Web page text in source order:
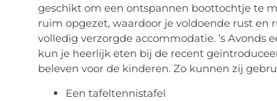
geschikt om een ontspannen boottochtje te
ruim opgezet, waardoor je voldoende rust en
volledig verzorgde accommodatie. ’s
kun je heerlijk eten bij de recent
beleven voor de kinderen. Zo kunnen zij
Een tafeltennistafel